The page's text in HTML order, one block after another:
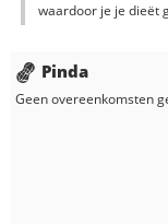
waardoor je je dieët
Pinda
Geen overeenkomsten